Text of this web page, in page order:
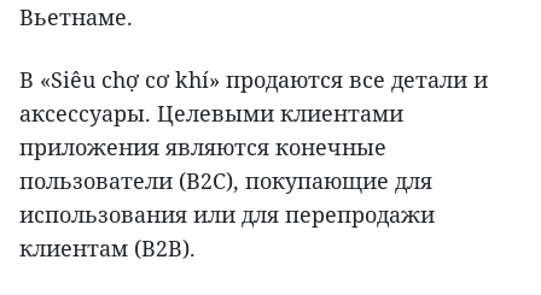
Вьетнаме.
В «Siêu chợ cơ khí» продаются все детали и
аксессуары. Целевыми клиентами
приложения являются конечные
пользователи (B2C), покупающие для
использования или для перепродажи
клиентам (B2B).